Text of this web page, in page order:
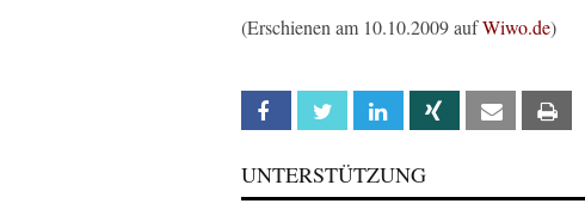
(Erschienen am 10.10.2009 aufWiwo.de)
Facebook Twitter Linkedin Xing Email
UNTERSTÜTZUNG